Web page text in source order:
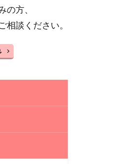
の方、
相談ください。